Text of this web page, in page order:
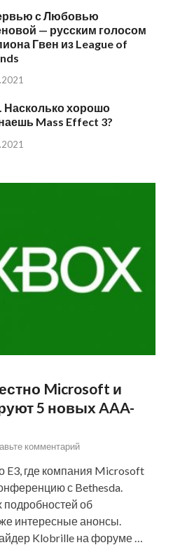
с Любовью
— русским голосом
Гвен из League of
Насколько хорошо
Mass Effect 3?
Microsoft и
5 новых AAA-
комментарий
E3, где компания Microsoft
с Bethesda.
об
интересные анонсы.
Klobrille на форуме …